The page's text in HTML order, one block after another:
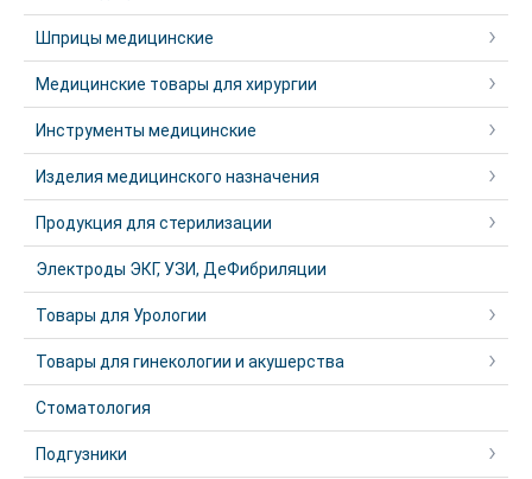
Шприцы медицинские
Медицинские товары для хирургии
Инструменты медицинские
Изделия медицинского назначения
Продукция для стерилизации
Электроды ЭКГ, УЗИ, ДеФибриляции
Товары для Урологии
Товары для гинекологии и акушерства
Стоматология
Подгузники